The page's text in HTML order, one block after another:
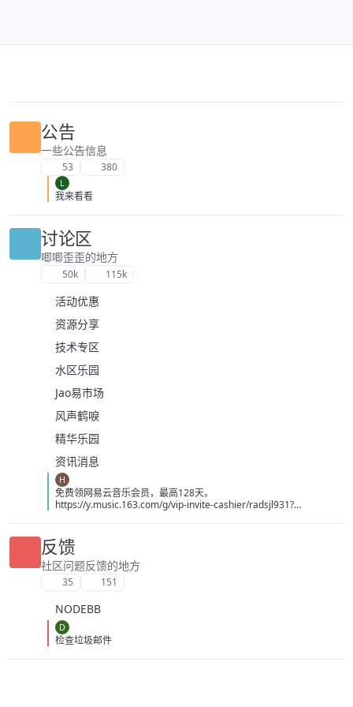
公告
一些公告信息
53 380
L
我来看看
讨论区
唧唧歪歪的地方
50k 115k
活动优惠
资源分享
技术专区
水区乐园
Jao易市场
风声鹤唳
精华乐园
资讯消息
H
免费领网易云音乐会员，最高128天。
https://y.music.163.com/g/vip-invite-cashier/radsjl931?
86&dlt=0846
反馈
社区问题反馈的地方
35 151
NODEBB
D
检查垃圾邮件